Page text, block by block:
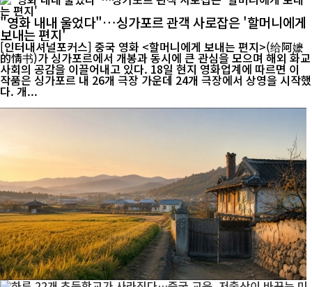
"영화 내내 울었다"…싱가포르 관객 사로잡은 '할머니에게
보내는 편지'
[인터내셔널포커스] 중국 영화 <할머니에게 보내는 편지>(给阿嬷
的情书)가 싱가포르에서 개봉과 동시에 큰 관심을 모으며 해외 화교
사회의 공감을 이끌어내고 있다. 18일 현지 영화업계에 따르면 이
작품은 싱가포르 내 26개 극장 가운데 24개 극장에서 상영을 시작했
다. 개...